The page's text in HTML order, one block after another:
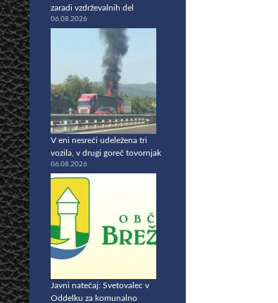
zaradi vzdrževalnih del
06.08.2026
V eni nesreči udeležena tri
vozila, v drugi goreč tovornjak
06.08.2026
Javni natečaj: Svetovalec v
Oddelku za komunalno